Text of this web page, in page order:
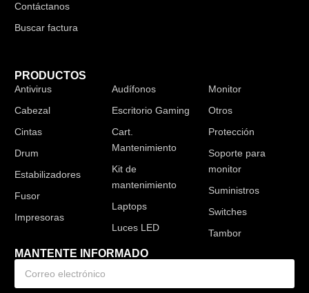
Contáctanos
Buscar factura
PRODUCTOS
Antivirus
Cabezal
Cintas
Drum
Estabilizadores
Fusor
Impresoras
Audífonos
Escritorio Gaming
Cart.
Mantenimiento
Kit de
mantenimiento
Laptops
Luces LED
Monitor
Otros
Protección
Soporte para
monitor
Suministros
Switches
Tambor
MANTENTE INFORMADO